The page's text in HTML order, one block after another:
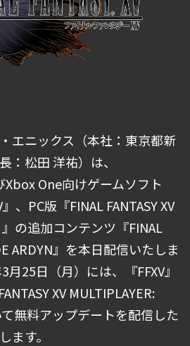
エニックス（本社：東京都新
：松田 洋祐）は、
One向けゲームソフト
』、PC版『FINAL FANTASY XV
の追加コンテンツ『FINAL
ARDYN』を本日配信いたしま
25日（月）には、『FFXV』
XV MULTIPLAYER:
無料アップデートを配信した
ます。